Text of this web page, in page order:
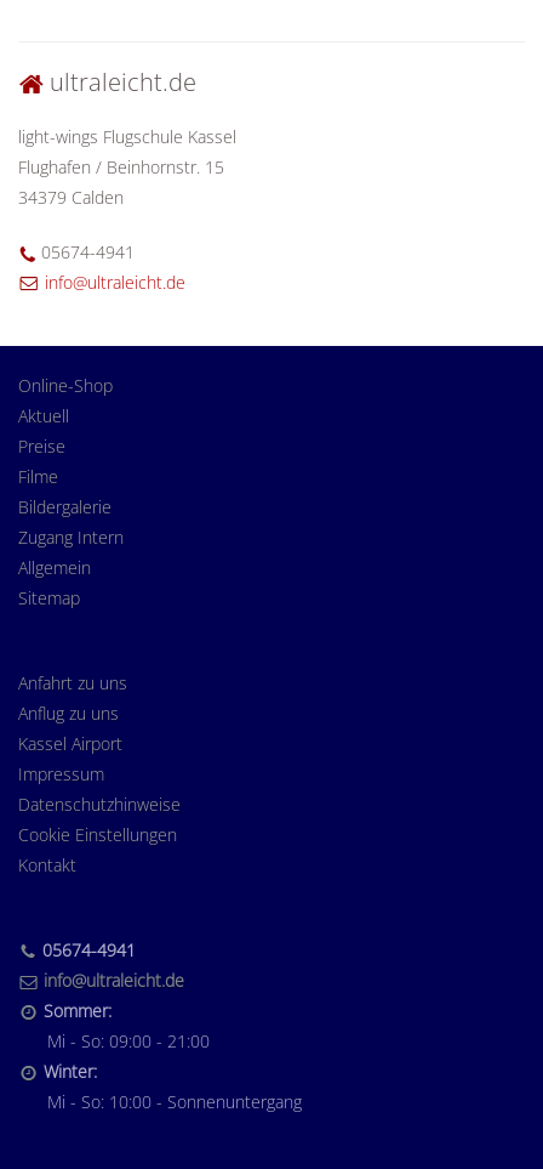
ultraleicht.de
light-wings Flugschule Kassel
Flughafen / Beinhornstr. 15
34379 Calden
05674-4941
info@ultraleicht.de
Online-Shop
Aktuell
Preise
Filme
Bildergalerie
Zugang Intern
Allgemein
Sitemap
Anfahrt zu uns
Anflug zu uns
Kassel Airport
Impressum
Datenschutzhinweise
Cookie Einstellungen
Kontakt
05674-4941
info@ultraleicht.de
Sommer:
Mi - So: 09:00 - 21:00
Winter:
Mi - So: 10:00 - Sonnenuntergang